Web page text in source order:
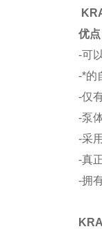
优
-可
-*的
-仅
-泵
-采
-真
-拥